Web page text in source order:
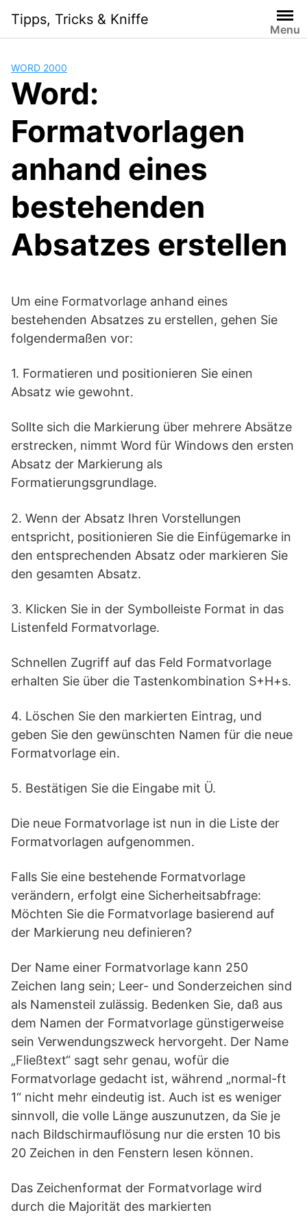
content
Tipps, Tricks & Kniffe
Menu
WORD 2000
Word:
Formatvorlagen
anhand eines
bestehenden
Absatzes erstellen
Um eine Formatvorlage anhand eines
bestehenden Absatzes zu erstellen, gehen Sie
folgendermaßen vor:
1. Formatieren und positionieren Sie einen
Absatz wie gewohnt.
Sollte sich die Markierung über mehrere Absätze
erstrecken, nimmt Word für Windows den ersten
Absatz der Markierung als
Formatierungsgrundlage.
2. Wenn der Absatz Ihren Vorstellungen
entspricht, positionieren Sie die Einfügemarke in
den entsprechenden Absatz oder markieren Sie
den gesamten Absatz.
3. Klicken Sie in der Symbolleiste Format in das
Listenfeld Formatvorlage.
Schnellen Zugriff auf das Feld Formatvorlage
erhalten Sie über die Tastenkombination S+H+s.
4. Löschen Sie den markierten Eintrag, und
geben Sie den gewünschten Namen für die neue
Formatvorlage ein.
5. Bestätigen Sie die Eingabe mit Ü.
Die neue Formatvorlage ist nun in die Liste der
Formatvorlagen aufgenommen.
Falls Sie eine bestehende Formatvorlage
verändern, erfolgt eine Sicherheitsabfrage:
Möchten Sie die Formatvorlage basierend auf
der Markierung neu definieren?
Der Name einer Formatvorlage kann 250
Zeichen lang sein; Leer- und Sonderzeichen sind
als Namensteil zulässig. Bedenken Sie, daß aus
dem Namen der Formatvorlage günstigerweise
sein Verwendungszweck hervorgeht. Der Name
„Fließtext“ sagt sehr genau, wofür die
Formatvorlage gedacht ist, während „normal-ft
1“ nicht mehr eindeutig ist. Auch ist es weniger
sinnvoll, die volle Länge auszunutzen, da Sie je
nach Bildschirmauflösung nur die ersten 10 bis
20 Zeichen in den Fenstern lesen können.
Das Zeichenformat der Formatvorlage wird
durch die Majorität des markierten